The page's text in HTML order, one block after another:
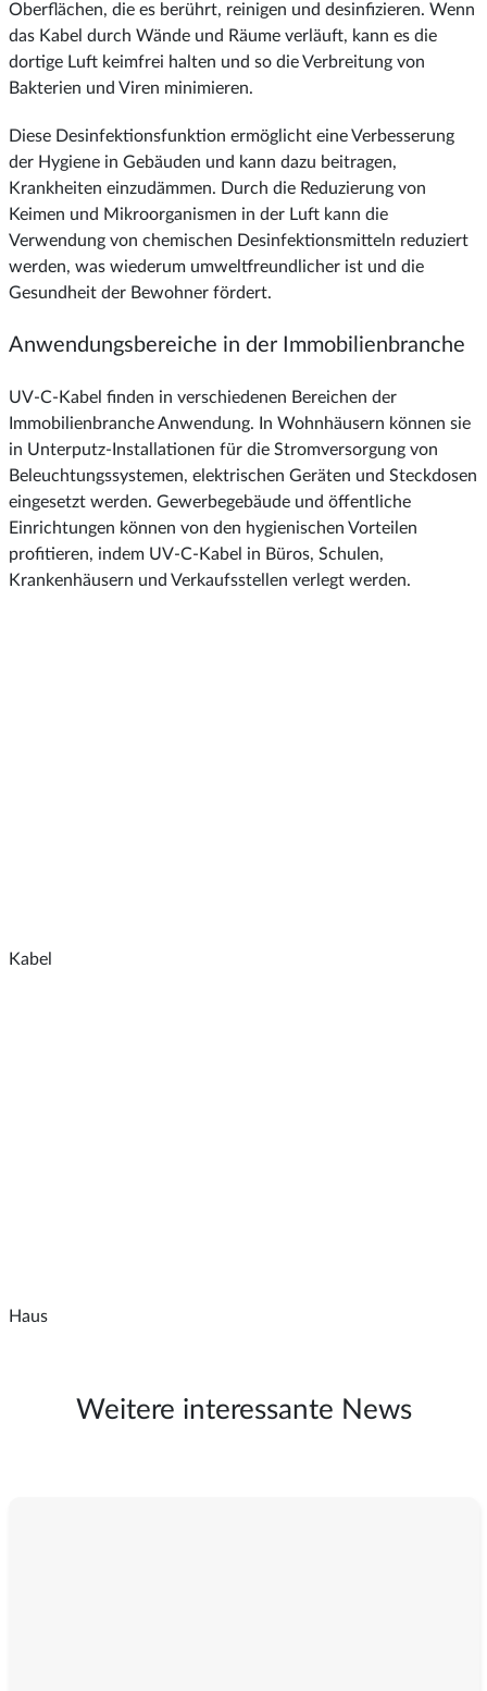
Oberflächen, die es berührt, reinigen und desinfizieren. Wenn
das Kabel durch Wände und Räume verläuft, kann es die
dortige Luft keimfrei halten und so die Verbreitung von
Bakterien und Viren minimieren.
Diese Desinfektionsfunktion ermöglicht eine Verbesserung
der Hygiene in Gebäuden und kann dazu beitragen,
Krankheiten einzudämmen. Durch die Reduzierung von
Keimen und Mikroorganismen in der Luft kann die
Verwendung von chemischen Desinfektionsmitteln reduziert
werden, was wiederum umweltfreundlicher ist und die
Gesundheit der Bewohner fördert.
Anwendungsbereiche in der Immobilienbranche
UV-C-Kabel finden in verschiedenen Bereichen der
Immobilienbranche Anwendung. In Wohnhäusern können sie
in Unterputz-Installationen für die Stromversorgung von
Beleuchtungssystemen, elektrischen Geräten und Steckdosen
eingesetzt werden. Gewerbegebäude und öffentliche
Einrichtungen können von den hygienischen Vorteilen
profitieren, indem UV-C-Kabel in Büros, Schulen,
Krankenhäusern und Verkaufsstellen verlegt werden.
Kabel
Haus
Weitere interessante News